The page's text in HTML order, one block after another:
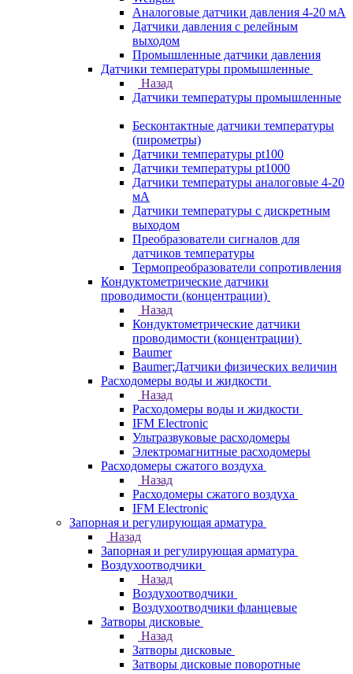
Аналоговые датчики давления 4-20 мА
Датчики давления с релейным
выходом
Промышленные датчики давления
Датчики температуры промышленные
Назад
Датчики температуры промышленные
Бесконтактные датчики температуры
(пирометры)
Датчики температуры pt100
Датчики температуры pt1000
Датчики температуры аналоговые 4-20
мА
Датчики температуры с дискретным
выходом
Преобразователи сигналов для
датчиков температуры
Термопреобразователи сопротивления
Кондуктометрические датчики
проводимости (концентрации)
Назад
Кондуктометрические датчики
проводимости (концентрации)
Baumer
Baumer;Датчики физических величин
Расходомеры воды и жидкости
Назад
Расходомеры воды и жидкости
IFM Electronic
Ультразвуковые расходомеры
Электромагнитные расходомеры
Расходомеры сжатого воздуха
Назад
Расходомеры сжатого воздуха
IFM Electronic
Запорная и регулирующая арматура
Назад
Запорная и регулирующая арматура
Воздухоотводчики
Назад
Воздухоотводчики
Воздухоотводчики фланцевые
Затворы дисковые
Назад
Затворы дисковые
Затворы дисковые поворотные